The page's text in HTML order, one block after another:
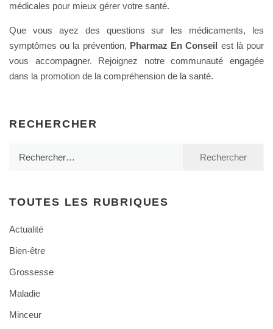
médicales pour mieux gérer votre santé.
Que vous ayez des questions sur les médicaments, les
symptômes ou la prévention, Pharmaz En Conseil est là pour
vous accompagner. Rejoignez notre communauté engagée
dans la promotion de la compréhension de la santé.
RECHERCHER
TOUTES LES RUBRIQUES
Actualité
Bien-être
Grossesse
Maladie
Minceur